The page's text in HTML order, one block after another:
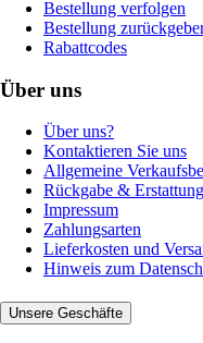
Bestellung verfolgen
Bestellung
Rabattcodes
Über uns
Über uns?
Kontaktieren Sie uns
Allgemeine
Rückgabe & Erstattung
Impressum
Zahlungsarten
Lieferkosten und
Hinweis zum
Unsere Geschäfte